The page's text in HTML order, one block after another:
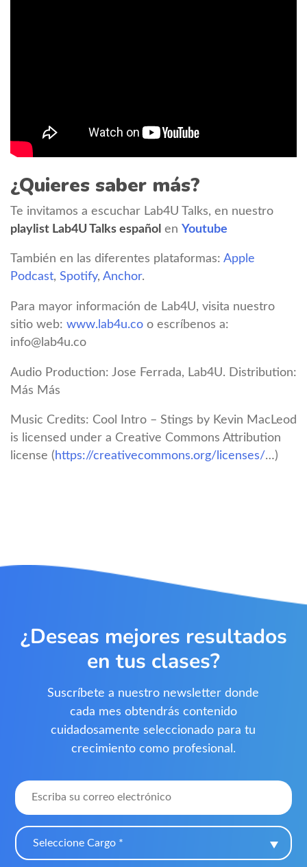
¿Quieres saber más?
Te invitamos a escuchar Lab4U Talks, en nuestro
playlist Lab4U Talks español en Youtube
También en las diferentes plataformas: Apple
Podcast, Spotify, Anchor.
Para mayor información de Lab4U, visita nuestro
sitio web: www.lab4u.co o escríbenos a:
info@lab4u.co
Audio Production: Jose Ferrada, Lab4U. Distribution:
Más Más
Music Credits: Cool Intro – Stings by Kevin MacLeod
is licensed under a Creative Commons Attribution
license ( https://creativecommons.org/licenses/…)
¿Deseas mejores resultados
en tus clases?
Suscríbete a nuestro newsletter donde
cada mes obtendrás contenido
cuidadosamente seleccionado para tu
crecimiento como profesional.
Seleccione Cargo *